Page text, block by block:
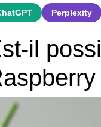
Perplexity
il